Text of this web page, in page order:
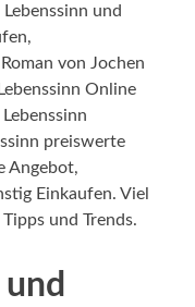
und
von Jochen
Online
preiswerte
Angebot,
Einkaufen. Viel
und Trends.